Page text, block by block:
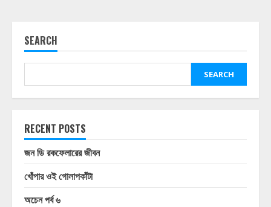
SEARCH
SEARCH
RECENT POSTS
জন ডি রকফেলারের জীবন
খোঁপার ওই গোলাপকাঁটা
অচেন পর্ব ৬